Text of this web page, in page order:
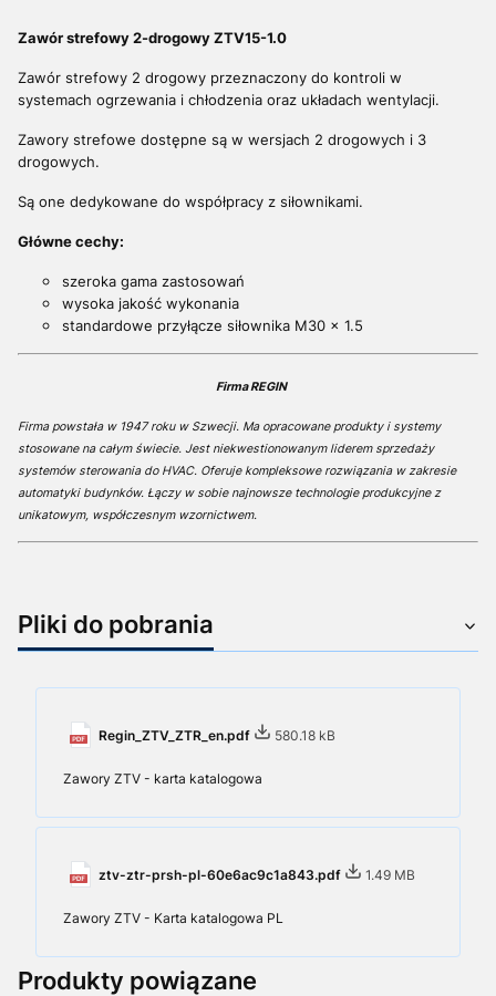
Zawór strefowy 2-drogowy ZTV15-1.0
Zawór strefowy 2 drogowy przeznaczony do kontroli w
systemach ogrzewania i chłodzenia oraz układach wentylacji.
Zawory strefowe dostępne są w wersjach 2 drogowych i 3
drogowych.
Są one dedykowane do współpracy z siłownikami.
Główne cechy:
szeroka gama zastosowań
wysoka jakość wykonania
standardowe przyłącze siłownika M30 x 1.5
Firma REGIN
Firma powstała w 1947 roku w Szwecji. Ma opracowane produkty i systemy
stosowane na całym świecie. Jest niekwestionowanym liderem sprzedaży
systemów sterowania do HVAC. Oferuje kompleksowe rozwiązania w zakresie
automatyki budynków. Łączy w sobie najnowsze technologie produkcyjne z
unikatowym, współczesnym wzornictwem.
Pliki do pobrania
Regin_ZTV_ZTR_en.pdf 580.18 kB
Zawory ZTV - karta katalogowa
ztv-ztr-prsh-pl-60e6ac9c1a843.pdf 1.49 MB
Zawory ZTV - Karta katalogowa PL
Produkty powiązane